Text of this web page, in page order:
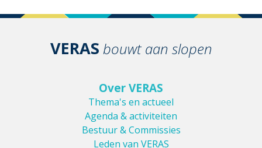
VERAS bouwt aan slopen
Over VERAS
Thema's en actueel
Agenda & activiteiten
Bestuur & Commissies
Leden van VERAS